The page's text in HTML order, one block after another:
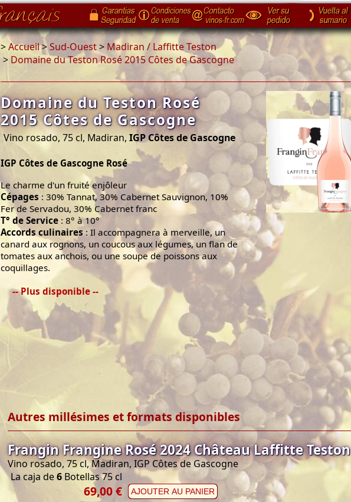
>Accueil>Sud-Ouest> Madiran / Laffitte Teston
> Domaine du Teston Rosé 2015 Côtes de Gascogne
Domaine du Teston Rosé
2015 Côtes de Gascogne
Vino rosado, 75 cl, Madiran, IGP Côtes de Gascogne
IGP Côtes de Gascogne Rosé
Le charme d'un fruité enjôleur
Cépages : 30% Tannat, 30% Cabernet Sauvignon, 10%
Fer de Servadou, 30% Cabernet franc
T° de Service : 8° à 10°
Accords culinaires : Il accompagnera à merveille, un
canard aux rognons, un coucous aux légumes, un flan de
tomates aux anchois, ou une soupe de poissons aux
coquillages.
-- Plus disponible --
Autres millésimes et formats disponibles
Frangin Frangine Rosé 2024 Château Laffitte Teston
Vino rosado, 75 cl, Madiran, IGP Côtes de Gascogne
La caja de6 Botellas 75 cl
69,00 € AJOUTER AU PANIER